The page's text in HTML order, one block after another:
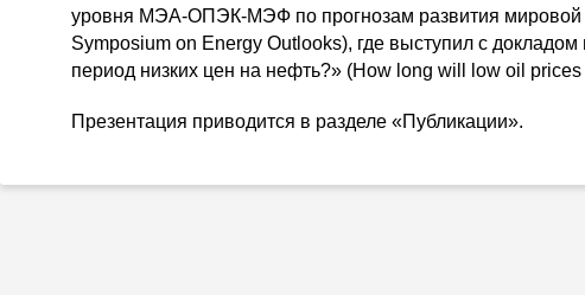
уровня МЭА-ОПЭК-МЭФ по прогнозам развития мировой
Symposium on Energy Outlooks), где выступил с докладом
период низких цен на нефть?» (How long will low oil prices
Презентация приводится в разделе «Публикации».